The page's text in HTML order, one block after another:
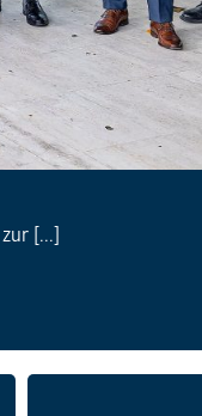
[...]